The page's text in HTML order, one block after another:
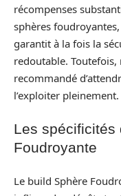
récompenses
sphères
garantit à la fois la
redoutable.
recommandé
l’exploiter pleinement.
Les spécificités
Foudroyante
Le build Sphère